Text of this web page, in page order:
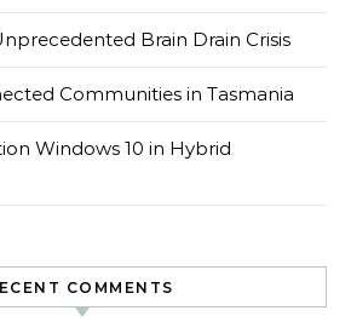
Brain Drain Crisis
Communities in Tasmania
Windows 10 in Hybrid
COMMENTS